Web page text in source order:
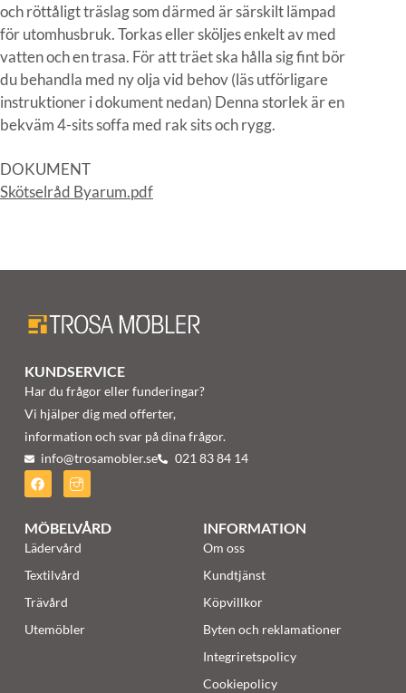
och röttåligt träslag som därmed är särskilt lämpad
för utomhusbruk. Torkas eller sköljes enkelt av med
vatten och en trasa. För att träet ska hålla sig fint bör
du behandla med ny olja vid behov (läs utförligare
instruktioner i dokument nedan) Denna storlek är en
bekväm 4-sits soffa med rak sits och rygg.
DOKUMENT
Skötselråd Byarum.pdf
KUNDSERVICE
Har du frågor eller funderingar?
Vi hjälper dig med offerter,
information och svar på dina frågor.
info@trosamobler.se 021 83 84 14
MÖBELVÅRD
Lädervård
Textilvård
Trävård
Utemöbler
INFORMATION
Om oss
Kundtjänst
Köpvillkor
Byten och reklamationer
Integriretspolicy
Cookiepolicy